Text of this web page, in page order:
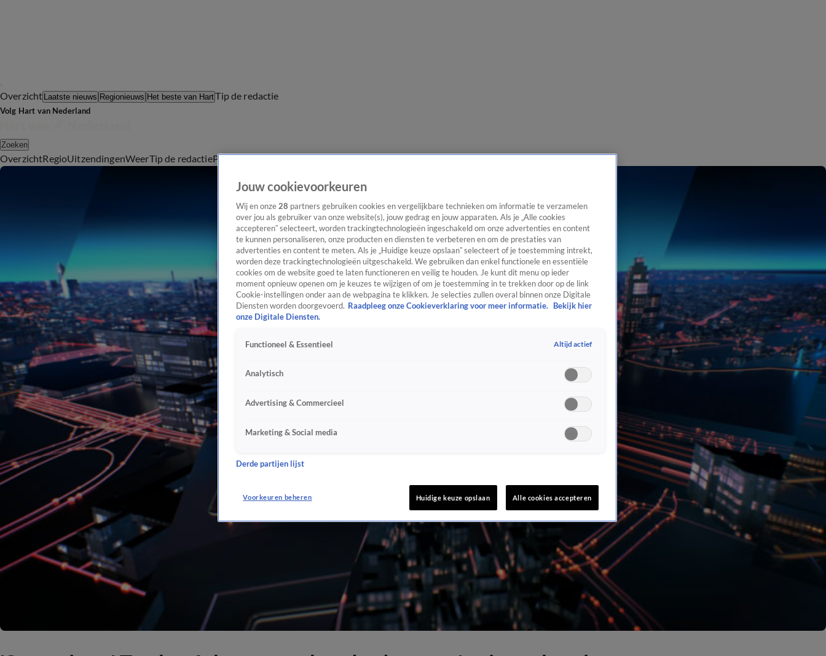
Overzicht Laatste nieuws Regionieuws Het beste van HartTip de redactie
Volg Hart van Nederland
Zoeken
OverzichtRegioUitzendingenWeerTip de redactiePanelVideo's
Jouw cookievoorkeuren
Wij en onze 28 partners gebruiken cookies en vergelijkbare technieken om informatie te verzamelen
over jou als gebruiker van onze website(s), jouw gedrag en jouw apparaten. Als je „Alle cookies
accepteren” selecteert, worden trackingtechnologieën ingeschakeld om onze advertenties en content
te kunnen personaliseren, onze producten en diensten te verbeteren en om de prestaties van
advertenties en content te meten. Als je „Huidige keuze opslaan” selecteert of je toestemming intrekt,
worden deze trackingtechnologieën uitgeschakeld. We gebruiken dan enkel functionele en essentiële
cookies om de website goed te laten functioneren en veilig te houden. Je kunt dit menu op ieder
moment opnieuw openen om je keuzes te wijzigen of om je toestemming in te trekken door op de link
Cookie-instellingen onder aan de webpagina te klikken. Je selecties zullen overal binnen onze Digitale
Diensten worden doorgevoerd. Raadpleeg onze Cookieverklaring voor meer informatie.
Bekijk hier
onze Digitale Diensten.
Functioneel & Essentieel Altijd actief
Analytisch
Advertising & Commercieel
Marketing & Social media
Derde partijen lijst
Voorkeuren beheren Huidige keuze opslaan Alle cookies accepteren